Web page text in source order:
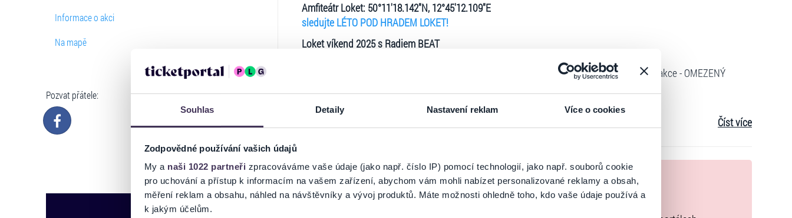
Souhlas Detaily Nastavení reklam Více o cookies
Zodpovědné používání vašich údajů
My a naši 1022 partneři zpracováváme vaše údaje (jako např. číslo IP) pomocí technologií, jako např. souborů cookie
pro uchování a přístup k informacím na vašem zařízení, abychom vám mohli nabízet personalizované reklamy a obsah,
měření reklam a obsahu, náhled na návštěvníky a vývoj produktů. Máte možnosti ohledně toho, kdo vaše údaje používá a
k jakým účelům.
Informace o akci
Na mapě
Pozvat přátele:
Amfiteátr Loket: 50°11'18.142"N, 12°45'12.109"E
sledujte LÉTO POD HRADEM LOKET!
Loket víkend 2025 s Radiem BEAT
Zvýhodněná vstupenka pro 1 osobu na obě akce - OMEZENÝ
https://www.facebook.com/events/1506531760020867/
18:00otevření amfiteátru
19:00-20:30Pumpa
21:15-22:45Pražský výběr
Číst více
Ticketportal je zárukou pravosti vstupenek
Na stránkách společnosti Ticketportal si vždy zakoupíte originální vstupenky.